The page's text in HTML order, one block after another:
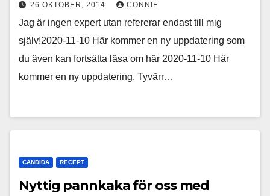
26 OKTOBER, 2014 CONNIE
Jag är ingen expert utan refererar endast till mig
själv!2020-11-10 Här kommer en ny uppdatering som
du även kan fortsätta läsa om här 2020-11-10 Här
kommer en ny uppdatering. Tyvärr…
CANDIDA RECEPT
Nyttig pannkaka för oss med